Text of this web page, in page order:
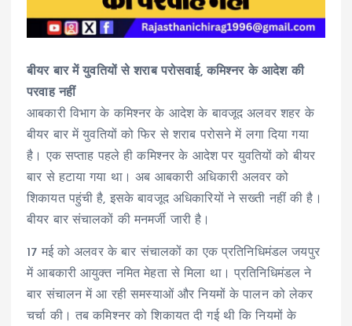
बीयर बार में युवतियों से शराब परोसवाई, कमिश्नर के आदेश की
परवाह नहीं
आबकारी विभाग के कमिश्नर के आदेश के बावजूद अलवर शहर के
बीयर बार में युवतियों को फिर से शराब परोसने में लगा दिया गया
है। एक सप्ताह पहले ही कमिश्नर के आदेश पर युवतियों को बीयर
बार से हटाया गया था। अब आबकारी अधिकारी अलवर को
शिकायत पहुंची है, इसके बावजूद अधिकारियों ने सख्ती नहीं की है।
बीयर बार संचालकों की मनमर्जी जारी है।
17 मई को अलवर के बार संचालकों का एक प्रतिनिधिमंडल जयपुर
में आबकारी आयुक्त नमित मेहता से मिला था। प्रतिनिधिमंडल ने
बार संचालन में आ रही समस्याओं और नियमों के पालन को लेकर
चर्चा की। तब कमिश्नर को शिकायत दी गई थी कि नियमों के